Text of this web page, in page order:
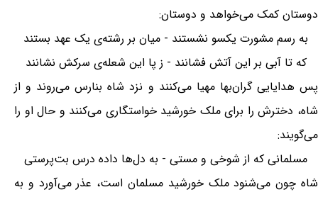
دوستان کمک می‌خواهد و دوستان:
به رسم مشورت یکسو نشستند - میان بر رشته‌ی یک عهد بستند
که تا آبی بر این آتش فشانند - ز پا این شعله‌ی سرکش نشانند
پس هدایایی گران‌بها مهیا می‌کنند و نزد شاه بنارس می‌روند و از
شاه، دخترش را برای ملک خورشید خواستگاری می‌کنند و حال او را
می‌گویند:
مسلمانی که از شوخی و مستی - به دل‌ها داده درس بت‌پرستی
شاه چون می‌شنود ملک خورشید مسلمان است، عذر می‌آورد و به